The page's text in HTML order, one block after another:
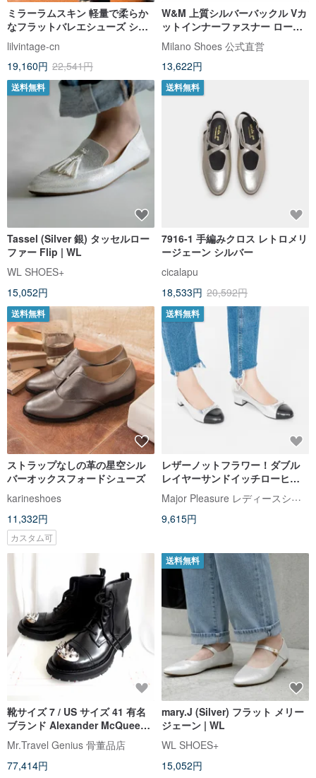
ミラーラムスキン 軽量で柔らか
なフラットバレエシューズ シル
バー
lilvintage-cn
19,160円 22,541円
W&M 上質シルバーバックル Vカ
ットインナーファスナー ローヒ
ールレディースブーツ - グレー
Milano Shoes 公式直営
13,622円
送料無料
Tassel (Silver 銀) タッセルロー
ファー Flip | WL
WL SHOES+
15,052円
送料無料
7916-1 手編みクロス レトロメリ
ージェーン シルバー
cicalapu
18,533円 20,592円
送料無料
ストラップなしの革の星空シル
バーオックスフォードシューズ
karineshoes
11,332円
カスタム可
送料無料
レザーノットフラワー！ダブル
レイヤーサンドイッチローヒー
ルスモールラウンドトゥシュー
ズシルバーフルレザーMIT-シル
バースター
Major Pleasure レディースシューズ研究室
9,615円
靴サイズ 7 / US サイズ 41 有名
ブランド Alexander McQueen
黒色本革製トゥ シルバーリベッ
ト ミドルブーツ プロテクティブ
ショートブーツ
Mr.Travel Genius 骨董品店
77,414円
送料無料
mary.J (Silver) フラット メリー
ジェーン | WL
WL SHOES+
15,052円